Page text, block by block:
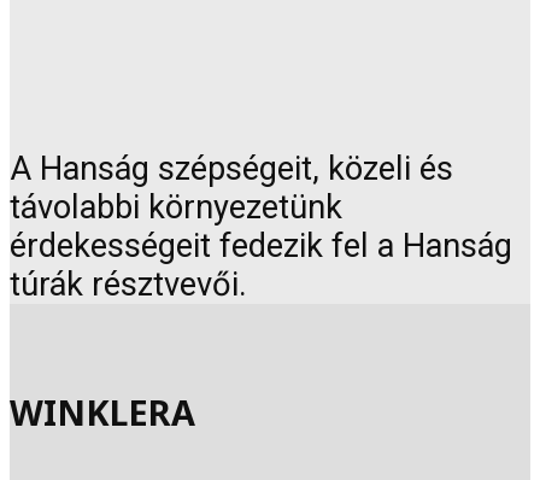
A Hanság szépségeit, közeli és
távolabbi környezetünk
érdekességeit fedezik fel a Hanság
túrák résztvevői.
WINKLERA